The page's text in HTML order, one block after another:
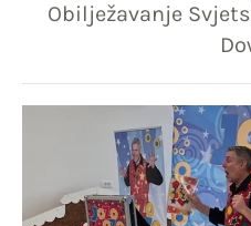
Obilježavanje